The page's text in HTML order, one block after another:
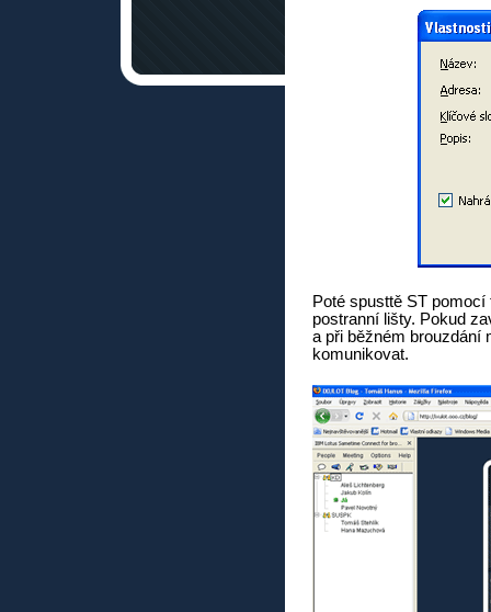
Poté spusttě ST
postranní lišty. Pokud
a při běžném brouzdání
komunikovat.